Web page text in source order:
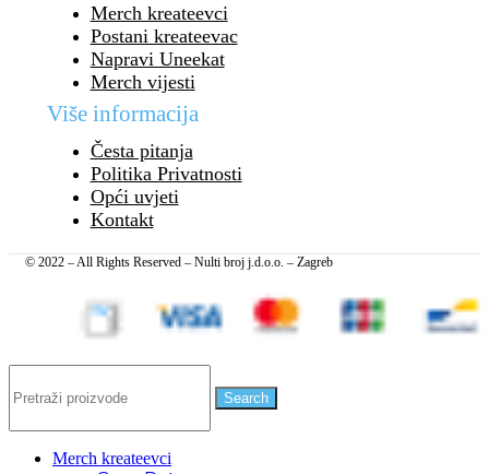
Merch kreateevci
Postani kreateevac
Napravi Uneekat
Merch vijesti
Više informacija
Česta pitanja
Politika Privatnosti
Opći uvjeti
Kontakt
© 2022 – All Rights Reserved – Nulti broj j.d.o.o. – Zagreb
Search
Merch kreateevci